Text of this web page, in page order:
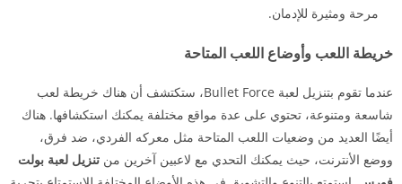
مرحة ومثيرة للإدمان.
خريطة اللعب وأوضاع اللعب المتاحة
عندما تقوم بتنزيل لعبة Bullet Force، ستكتشف أن هناك خريطة لعب
شاسعة ومتنوعة، تحتوي على عدة مواقع مختلفة يمكنك استكشافها. هناك
أيضًا العديد من وضعيات اللعب المتاحة مثل معركه الفردي، ضد فرق،
ووضع الأنترنت، حيث يمكنك التحدي مع لاعبين آخرين من تنزيل لعبة بولت